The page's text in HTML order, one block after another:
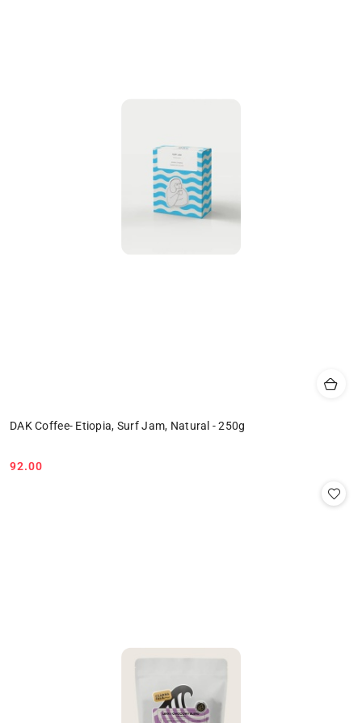
DAK Coffee- Etiopia, Surf Jam, Natural - 250g
Cena:
92.00